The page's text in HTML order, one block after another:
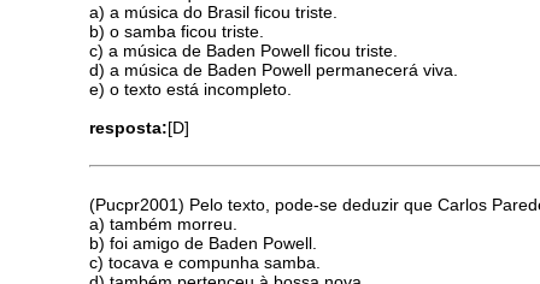
a) a música do Brasil ficou triste.
b) o samba ficou triste.
c) a música de Baden Powell ficou triste.
d) a música de Baden Powell permanecerá viva.
e) o texto está incompleto.
resposta:[D]
(Pucpr2001) Pelo texto, pode-se deduzir que Carlos
a) também morreu.
b) foi amigo de Baden Powell.
c) tocava e compunha samba.